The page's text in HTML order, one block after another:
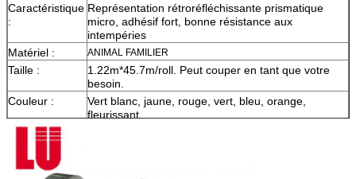
Caractéristique
:
Représentation rétroréfléchissante prismatique
micro, adhésif fort, bonne résistance aux
intempéries
Matériel :
ANIMAL FAMILIER
Taille :
1.22m*45.7m/roll. Peut couper en tant que votre
besoin.
Couleur :
Vert blanc, jaune, rouge, vert, bleu, orange,
fleurissant
Emballage :
La livraison